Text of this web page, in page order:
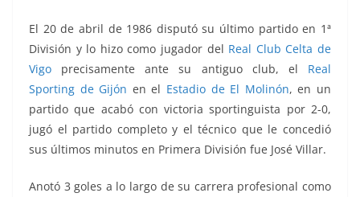
El 20 de abril de 1986 disputó su último partido en 1ª
División y lo hizo como jugador del Real Club Celta de
Vigo precisamente ante su antiguo club, el Real
Sporting de Gijón en el Estadio de El Molinón, en un
partido que acabó con victoria sportinguista por 2-0,
jugó el partido completo y el técnico que le concedió
sus últimos minutos en Primera División fue José Villar.
Anotó 3 goles a lo largo de su carrera profesional como